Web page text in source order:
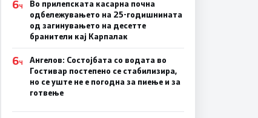
6Ч
Во прилепската касарна почна
одбележувањето на 25-годишнината
од загинувањето на десетте
бранители кај Карпалак
6Ч
Ангелов: Состојбата со водата во
Гостивар постепено се стабилизира,
но се уште не е погодна за пиење и за
готвење